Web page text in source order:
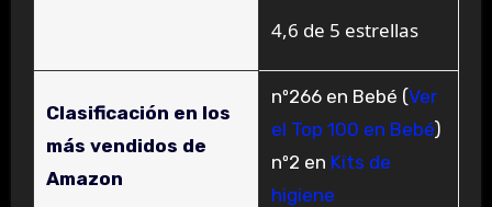
4,6 de 5 estrellas
Clasificación en los
más vendidos de
Amazon
nº266 en Bebé (Ver
el Top 100 en Bebé)
nº2 en Kits de
higiene